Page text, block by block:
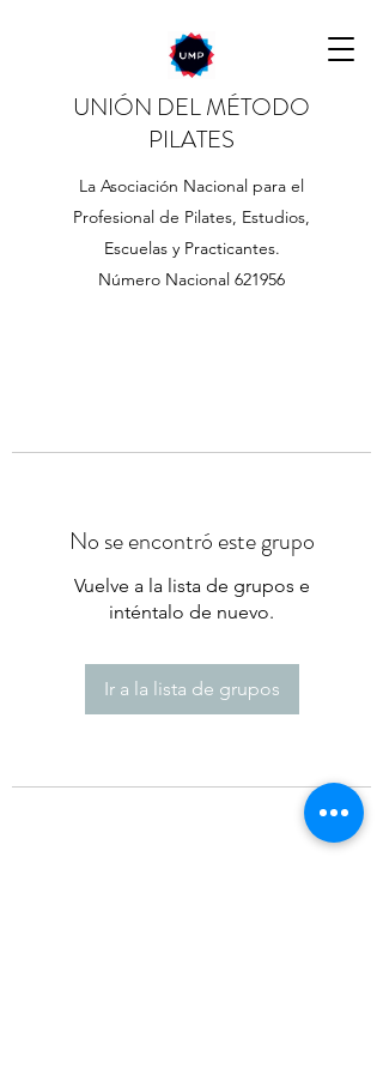
UNIÓN DEL MÉTODO
PILATES
La Asociación Nacional para el
Profesional de Pilates, Estudios,
Escuelas y Practicantes.
Número Nacional 621956
No se encontró este grupo
Vuelve a la lista de grupos e
inténtalo de nuevo.
Ir a la lista de grupos